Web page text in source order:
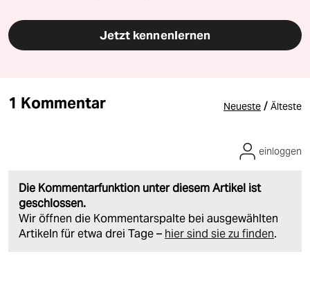
Jetzt kennenlernen
1 Kommentar Neueste / Älteste
Die Kommentarfunktion unter diesem Artikel ist
geschlossen.
Wir öffnen die Kommentarspalte bei ausgewählten
Artikeln für etwa drei Tage – hier sind sie zu finden.
einloggen